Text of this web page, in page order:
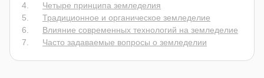
Четыре принципа земледелия
Традиционное и органическое земледелие
Влияние современных технологий на земледелие
Часто задаваемые вопросы о земледелии